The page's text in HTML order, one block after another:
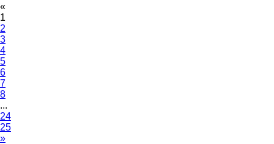
«
1
2
3
4
5
6
7
8
...
24
25
»